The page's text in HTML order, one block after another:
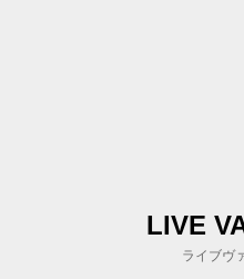
LIVE
ライブヴ